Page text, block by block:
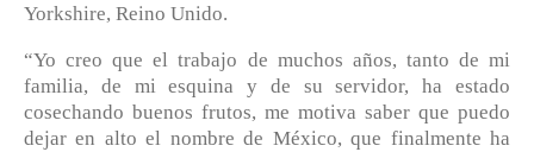
Yorkshire, Reino Unido.
“Yo creo que el trabajo de muchos años, tanto de mi
familia, de mi esquina y de su servidor, ha estado
cosechando buenos frutos, me motiva saber que puedo
dejar en alto el nombre de México, que finalmente ha